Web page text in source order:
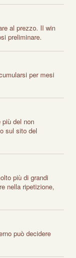
al prezzo. Il win
preliminare.
per mesi
del non
sul sito del
più di grandi
nella ripetizione,
può decidere